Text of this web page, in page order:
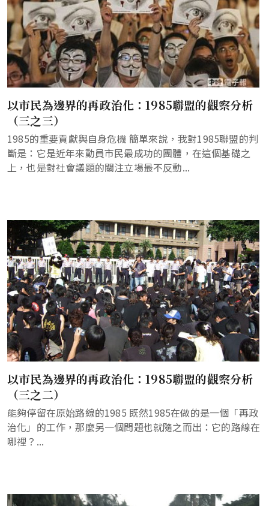
以市民為邊界的再政治化：1985聯盟的觀察分析
（三之三）
1985的重要貢獻與自身危機 簡單來說，我對1985聯盟的判
斷是：它是近年來動員市民最成功的團體，在這個基礎之
上，也是對社會議題的關注立場最不反動...
以市民為邊界的再政治化：1985聯盟的觀察分析
（三之二）
能夠停留在原始路線的1985 既然1985在做的是一個「再政
治化」的工作，那麼另一個問題也就隨之而出：它的路線在
哪裡？...